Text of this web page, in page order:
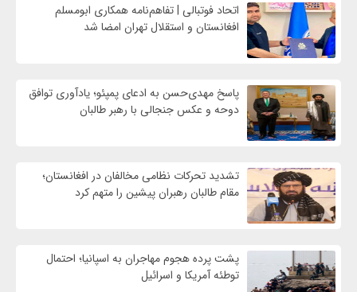
اتحاد فوتبالی | تفاهم‌نامه همکاری ابومسلم
افغانستان و استقلال تهران امضا شد
پاسخ مهدی‌حسن به ادعای پمپئو؛ یادآوری توافق
دوحه و عکس جنجالی با رهبر طالبان
تشدید تحرکات نظامی مخالفان در افغانستان؛
مقام طالبان رهبران پیشین را متهم کرد
پشت پرده هجوم مهاجران به اسپانیا؛ احتمال
توطئه آمریکا و اسرائیل